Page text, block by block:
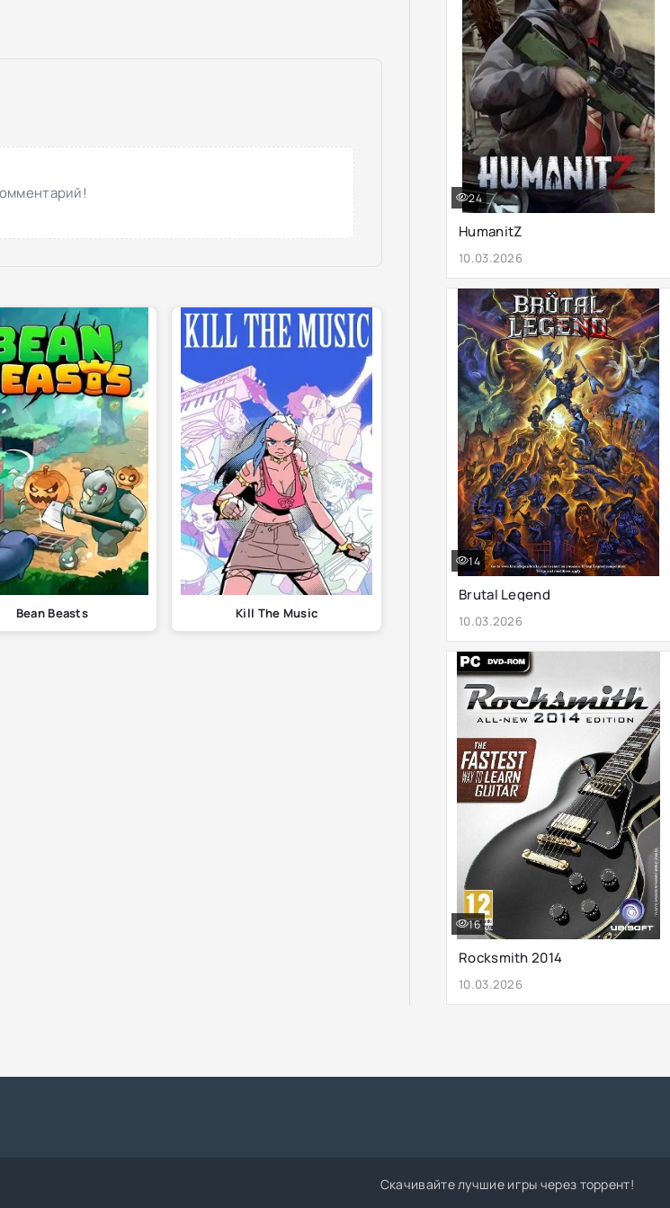
Bean Beasts Kill The Music
HumanitZ
10.03.2026
24
Brutal Legend
10.03.2026
14
Rocksmith 2014
10.03.2026
16
Скачивайте лучшие игры через торрент!